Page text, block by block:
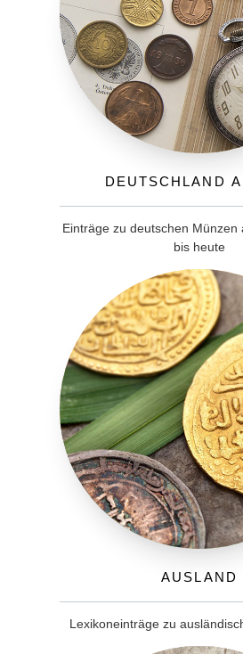
Deutschland
Einträge zu deutschen Münzen
bis heute
Ausland
Lexikoneinträge zu